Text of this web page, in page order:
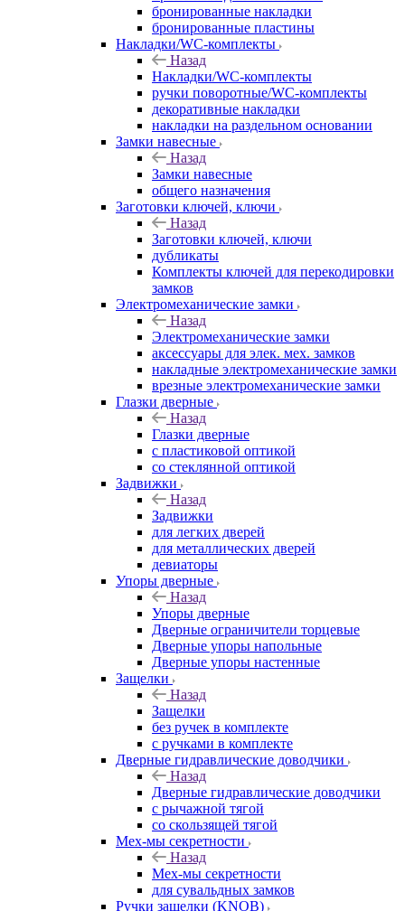
бронированные накладки
бронированные пластины
Накладки/WC-комплекты
Назад
Накладки/WC-комплекты
ручки поворотные/WC-комплекты
декоративные накладки
накладки на раздельном основании
Замки навесные
Назад
Замки навесные
общего назначения
Заготовки ключей, ключи
Назад
Заготовки ключей, ключи
дубликаты
Комплекты ключей для перекодировки
замков
Электромеханические замки
Назад
Электромеханические замки
аксессуары для элек. мех. замков
накладные электромеханические замки
врезные электромеханические замки
Глазки дверные
Назад
Глазки дверные
с пластиковой оптикой
со стеклянной оптикой
Задвижки
Назад
Задвижки
для легких дверей
для металлических дверей
девиаторы
Упоры дверные
Назад
Упоры дверные
Дверные ограничители торцевые
Дверные упоры напольные
Дверные упоры настенные
Защелки
Назад
Защелки
без ручек в комплекте
с ручками в комплекте
Дверные гидравлические доводчики
Назад
Дверные гидравлические доводчики
с рычажной тягой
со скользящей тягой
Мех-мы секретности
Назад
Мех-мы секретности
для сувальдных замков
Ручки защелки (KNOB)